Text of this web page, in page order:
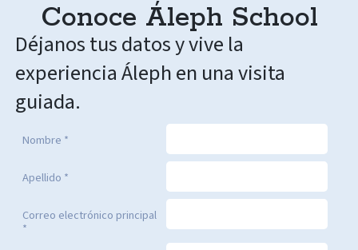
Conoce Áleph School
Déjanos tus datos y vive la
experiencia Áleph en una visita
guiada.
Nombre *
Apellido *
Correo electrónico principal
*